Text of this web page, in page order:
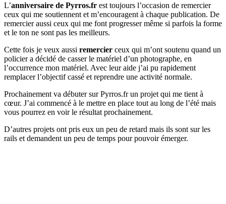
L’anniversaire de Pyrros.fr est toujours l’occasion de remercier
ceux qui me soutiennent et m’encouragent à chaque publication. De
remercier aussi ceux qui me font progresser même si parfois la forme
et le ton ne sont pas les meilleurs.
Cette fois je veux aussi remercier ceux qui m’ont soutenu quand un
policier a décidé de casser le matériel d’un photographe, en
l’occurrence mon matériel. Avec leur aide j’ai pu rapidement
remplacer l’objectif cassé et reprendre une activité normale.
Prochainement va débuter sur Pyrros.fr un projet qui me tient à
cœur. J’ai commencé à le mettre en place tout au long de l’été mais
vous pourrez en voir le résultat prochainement.
D’autres projets ont pris eux un peu de retard mais ils sont sur les
rails et demandent un peu de temps pour pouvoir émerger.